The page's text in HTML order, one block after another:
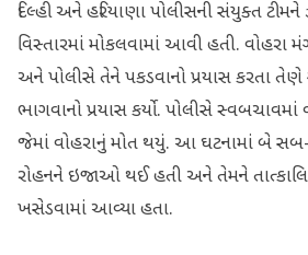
દિલ્હી અને હરિયાણા પોલીસની સંયુક્ત
વિસ્તારમાં મોકલવામાં આવી હતી. વોહરા
અને પોલીસે તેને પકડવાનો પ્રયાસ કરતા તેણે
ભાગવાનો પ્રયાસ કર્યો. પોલીસે સ્વબચાવમાં
જેમાં વોહરાનું મોત થયું. આ ઘટનામાં બે
રોહનને ઇજાઓ થઈ હતી અને તેમને
ખસેડવામાં આવ્યા હતા.